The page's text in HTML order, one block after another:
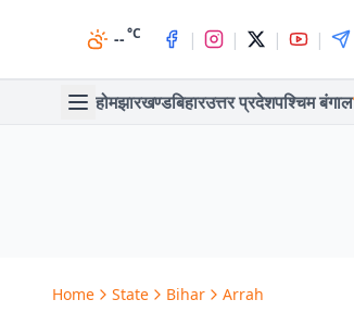
--°C | | | |
होमझारखण्डबिहारउत्तर प्रदेशपश्चिम बंगाल
Home State Bihar Arrah